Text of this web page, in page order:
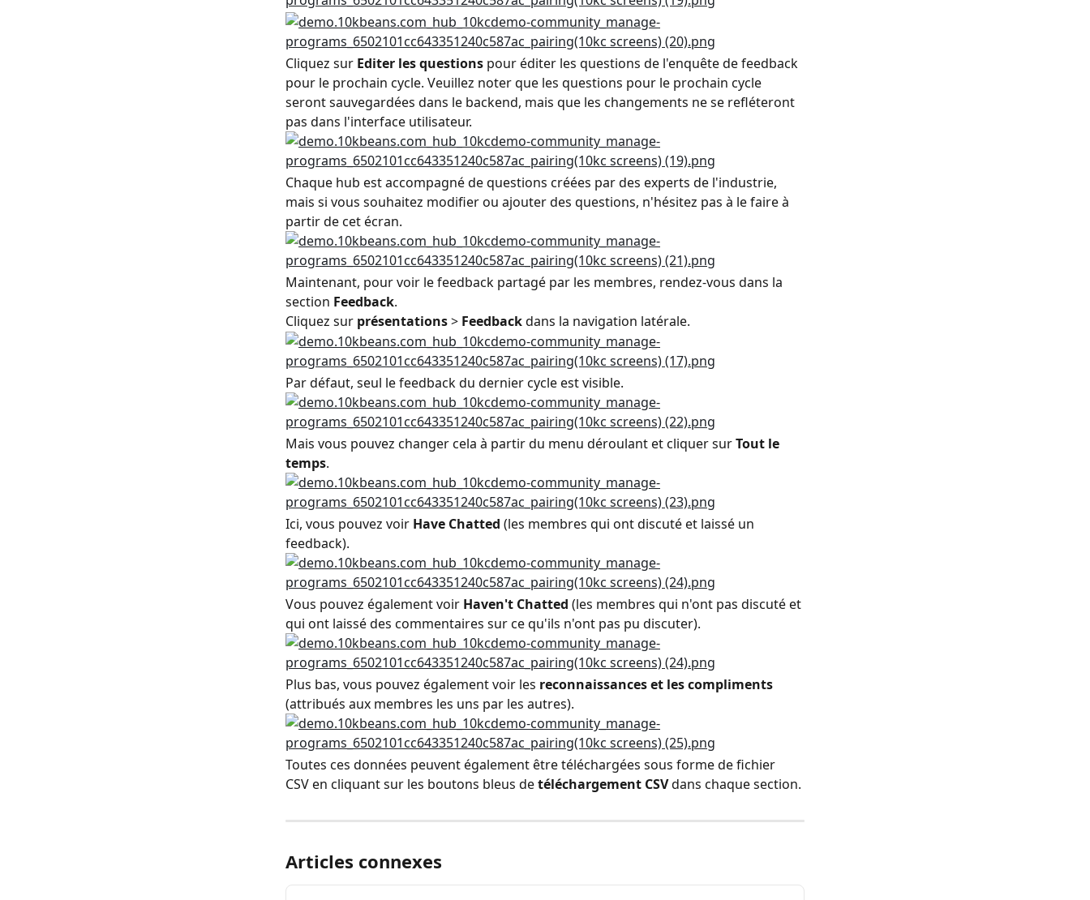
Cliquez sur Editer les questions pour éditer les questions de l'enquête de feedback
pour le prochain cycle. Veuillez noter que les questions pour le prochain cycle
seront sauvegardées dans le backend, mais que les changements ne se refléteront
pas dans l'interface utilisateur.
Chaque hub est accompagné de questions créées par des experts de l'industrie,
mais si vous souhaitez modifier ou ajouter des questions, n'hésitez pas à le faire à
partir de cet écran.
Maintenant, pour voir le feedback partagé par les membres, rendez-vous dans la
section Feedback.
Cliquez sur présentations > Feedback dans la navigation latérale.
Par défaut, seul le feedback du dernier cycle est visible.
Mais vous pouvez changer cela à partir du menu déroulant et cliquer sur Tout le
temps.
Ici, vous pouvez voir Have Chatted (les membres qui ont discuté et laissé un
feedback).
Vous pouvez également voir Haven't Chatted (les membres qui n'ont pas discuté et
qui ont laissé des commentaires sur ce qu'ils n'ont pas pu discuter).
Plus bas, vous pouvez également voir les reconnaissances et les compliments
(attribués aux membres les uns par les autres).
Toutes ces données peuvent également être téléchargées sous forme de fichier
CSV en cliquant sur les boutons bleus de téléchargement CSV dans chaque section.
Articles connexes